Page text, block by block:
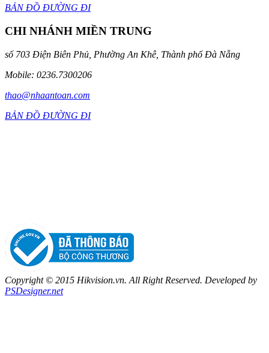
BẢN ĐỒ ĐƯỜNG ĐI
CHI NHÁNH MIỀN TRUNG
số 703 Điện Biên Phủ, Phường An Khê, Thành phố Đà Nẵng
Mobile: 0236.7300206
thao@nhaantoan.com
BẢN ĐỒ ĐƯỜNG ĐI
Copyright © 2015 Hikvision.vn. All Right Reserved. Developed by
PSDesigner.net